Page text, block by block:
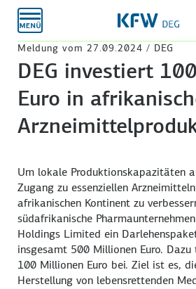
Meldung vom 27.09.2024 / DEG
DEG investiert
Euro in
Um lokale Produktionskapazitäten
Zugang zu essenziellen
afrikanischen Kontinent zu
südafrikanische
Holdings Limited ein
insgesamt 500 Millionen Euro.
100 Millionen Euro bei. Ziel ist es,
Herstellung von lebensrettenden